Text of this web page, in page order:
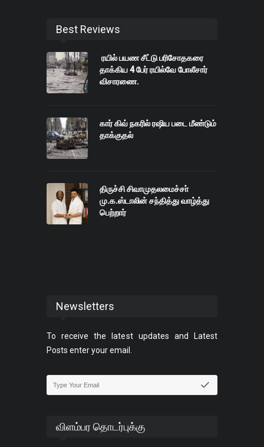
Best Reviews
ரயில் பயண சீட்டு பரிசோதகரை
தாக்கிய 4 பேர் ரயில்வே போலீசார்
விசாரணை.
கார் கிவ் நகரில் ரஷிய படை மீண்டும்
தாக்குதல்
திருச்சி சிவாமுதலமைச்சா்
மு.க.ஸ்டாலின் சந்தித்து வாழ்த்து
பெற்றார்
Newsletters
To receive the latest updates and Latest
Posts enter your email.
விளம்பர தொடர்புக்கு